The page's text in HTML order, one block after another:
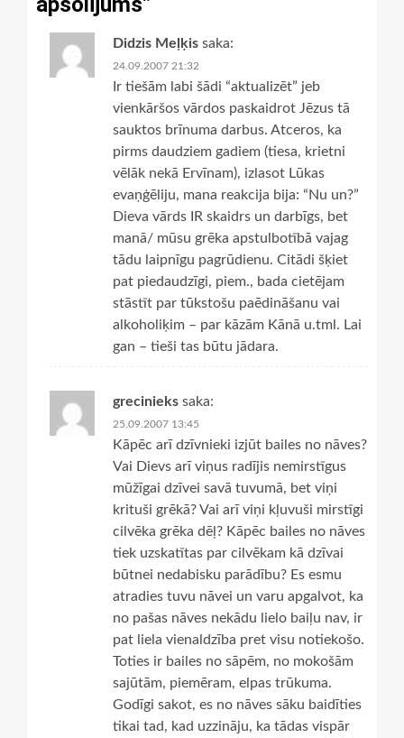
Didzis Meļķis saka:
24.09.2007 21:32
Ir tiešām labi šādi “aktualizēt” jeb
vienkāršos vārdos paskaidrot Jēzus tā
sauktos brīnuma darbus. Atceros, ka
pirms daudziem gadiem (tiesa, krietni
vēlāk nekā Ervīnam), izlasot Lūkas
evaņģēliju, mana reakcija bija: “Nu un?”
Dieva vārds IR skaidrs un darbīgs, bet
manā/ mūsu grēka apstulbotībā vajag
tādu laipnīgu pagrūdienu. Citādi šķiet
pat piedaudzīgi, piem., bada cietējam
stāstīt par tūkstošu paēdināšanu vai
alkoholiķim – par kāzām Kānā u.tml. Lai
gan – tieši tas būtu jādara.
grecinieks saka:
25.09.2007 13:45
Kāpēc arī dzīvnieki izjūt bailes no nāves?
Vai Dievs arī viņus radījis nemirstīgus
mūžīgai dzīvei savā tuvumā, bet viņi
krituši grēkā? Vai arī viņi kļuvuši mirstīgi
cilvēka grēka dēļ? Kāpēc bailes no nāves
tiek uzskatītas par cilvēkam kā dzīvai
būtnei nedabisku parādību? Es esmu
atradies tuvu nāvei un varu apgalvot, ka
no pašas nāves nekādu lielo baiļu nav, ir
pat liela vienaldzība pret visu notiekošo.
Toties ir bailes no sāpēm, no mokošām
sajūtām, piemēram, elpas trūkuma.
Godīgi sakot, es no nāves sāku baidīties
tikai tad, kad uzzināju, ka tādas vispār